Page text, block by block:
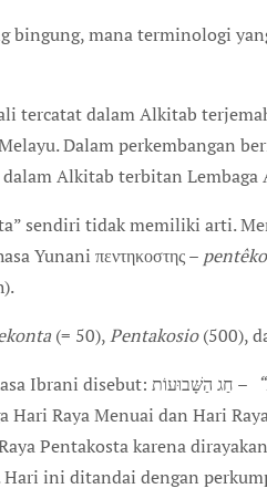
tercatat dalam Alkitab
Dalam perkembangan
Alkitab terbitan
sendiri tidak memiliki arti.
Yunani πεντηκοστης –
(= 50),Pentakosio(500),
Kata “Pentekoste” dalam bahasa Ibrani disebut: חַג הַשָּׁבוּעוֹת –
Raya Menuai dan Hari
Pentakosta karena
Hari ini ditandai dengan